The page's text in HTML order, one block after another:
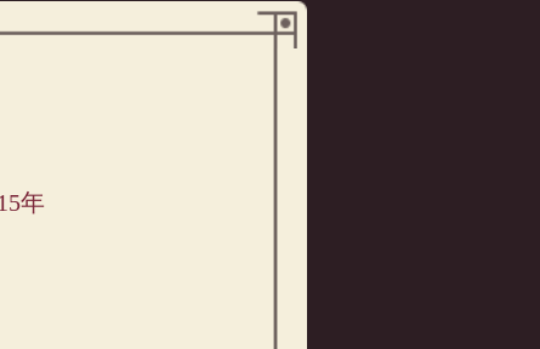
年